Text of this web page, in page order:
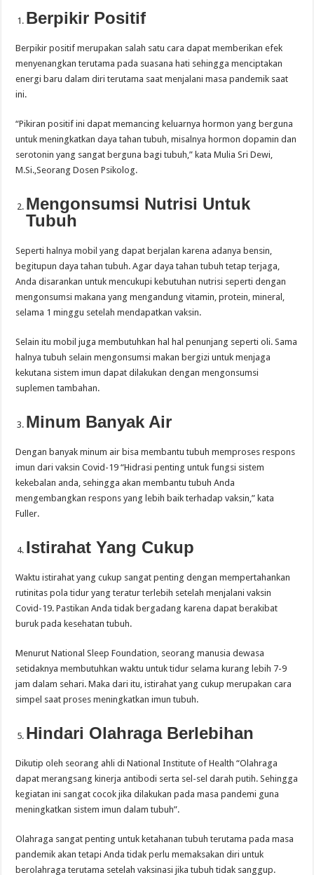
Berpikir Positif
Berpikir positif merupakan salah satu cara dapat memberikan efek
menyenangkan terutama pada suasana hati sehingga menciptakan
energi baru dalam diri terutama saat menjalani masa pandemik saat
ini.
“Pikiran positif ini dapat memancing keluarnya hormon yang berguna
untuk meningkatkan daya tahan tubuh, misalnya hormon dopamin dan
serotonin yang sangat berguna bagi tubuh,” kata Mulia Sri Dewi,
M.Si.,Seorang Dosen Psikolog.
Mengonsumsi Nutrisi Untuk
Tubuh
Seperti halnya mobil yang dapat berjalan karena adanya bensin,
begitupun daya tahan tubuh. Agar daya tahan tubuh tetap terjaga,
Anda disarankan untuk mencukupi kebutuhan nutrisi seperti dengan
mengonsumsi makana yang mengandung vitamin, protein, mineral,
selama 1 minggu setelah mendapatkan vaksin.
Selain itu mobil juga membutuhkan hal hal penunjang seperti oli. Sama
halnya tubuh selain mengonsumsi makan bergizi untuk menjaga
kekutana sistem imun dapat dilakukan dengan mengonsumsi
suplemen tambahan.
Minum Banyak Air
Dengan banyak minum air bisa membantu tubuh memproses respons
imun dari vaksin Covid-19 “Hidrasi penting untuk fungsi sistem
kekebalan anda, sehingga akan membantu tubuh Anda
mengembangkan respons yang lebih baik terhadap vaksin,” kata
Fuller.
Istirahat Yang Cukup
Waktu istirahat yang cukup sangat penting dengan mempertahankan
rutinitas pola tidur yang teratur terlebih setelah menjalani vaksin
Covid-19. Pastikan Anda tidak bergadang karena dapat berakibat
buruk pada kesehatan tubuh.
Menurut National Sleep Foundation, seorang manusia dewasa
setidaknya membutuhkan waktu untuk tidur selama kurang lebih 7-9
jam dalam sehari. Maka dari itu, istirahat yang cukup merupakan cara
simpel saat proses meningkatkan imun tubuh.
Hindari Olahraga Berlebihan
Dikutip oleh seorang ahli di National Institute of Health “Olahraga
dapat merangsang kinerja antibodi serta sel-sel darah putih. Sehingga
kegiatan ini sangat cocok jika dilakukan pada masa pandemi guna
meningkatkan sistem imun dalam tubuh”.
Olahraga sangat penting untuk ketahanan tubuh terutama pada masa
pandemik akan tetapi Anda tidak perlu memaksakan diri untuk
berolahraga terutama setelah vaksinasi jika tubuh tidak sanggup.